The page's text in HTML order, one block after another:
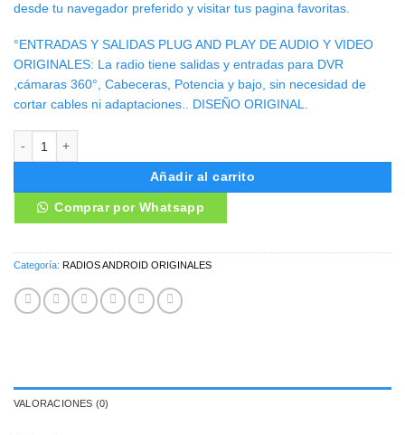
desde tu navegador preferido y visitar tus pagina favoritas.
°ENTRADAS Y SALIDAS PLUG AND PLAY DE AUDIO Y VIDEO
ORIGINALES: La radio tiene salidas y entradas para DVR
,cámaras 360°, Cabeceras, Potencia y bajo, sin necesidad de
cortar cables ni adaptaciones.. DISEÑO ORIGINAL.
Añadir al carrito
Comprar por Whatsapp
Categoría: RADIOS ANDROID ORIGINALES
VALORACIONES (0)